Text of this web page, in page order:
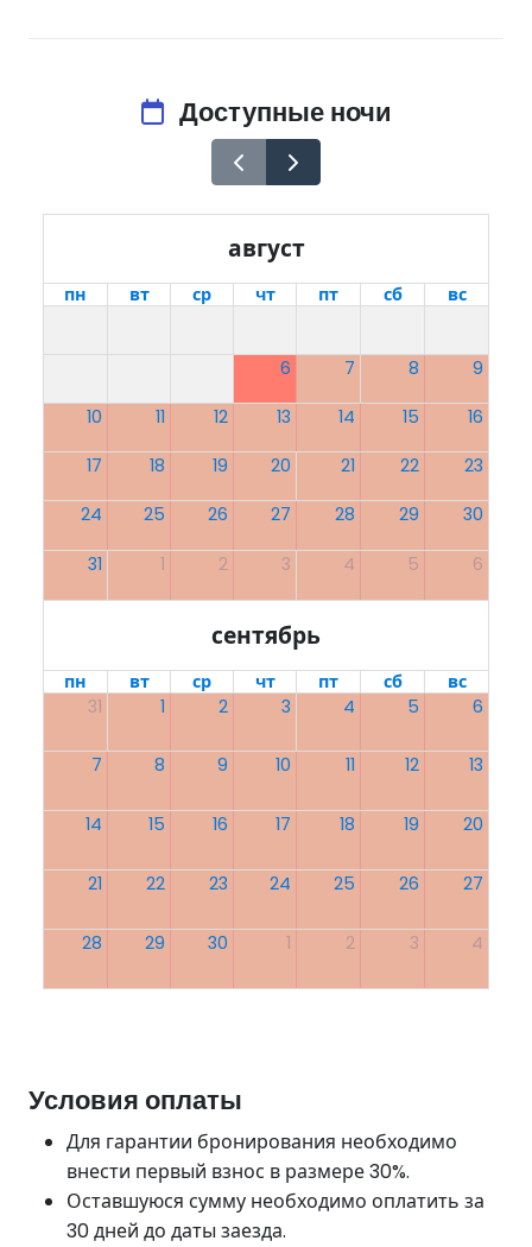
Доступные ночи
август
пн вт ср чт пт сб вс
6 7 8 9
10 11 12 13 14 15 16
17 18 19 20 21 22 23
24 25 26 27 28 29 30
31 1 2 3 4 5 6
сентябрь
пн вт ср чт пт сб
вс
31
1 2 3 4 5 6
7 8 9 10 11 12 13
14 15 16 17 18 19 20
21 22 23 24 25 26 27
28 29 30 1 2 3 4
Условия оплаты
Для гарантии бронирования необходимо
внести первый взнос в размере 30%.
Оставшуюся сумму необходимо оплатить за
30 дней до даты заезда.